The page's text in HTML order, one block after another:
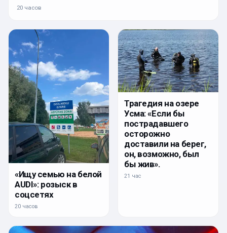
20 часов
«Ищу семью на белой
AUDI»: розыск в
соцсетях
20 часов
Трагедия на озере
Усма: «Если бы
пострадавшего
осторожно
доставили на берег,
он, возможно, был
бы жив».
21 час